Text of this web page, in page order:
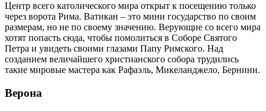
Центр всего католического мира открыт к посещению только
через ворота Рима. Ватикан – это мини государство по своим
размерам, но не по своему значению. Верующие со всего мира
хотят попасть сюда, чтобы помолиться в Соборе Святого
Петра и увидеть своими глазами Папу Римского. Над
созданием величайшего христианского собора трудились
такие мировые мастера как Рафаэль, Микеланджело, Бернини.
Верона